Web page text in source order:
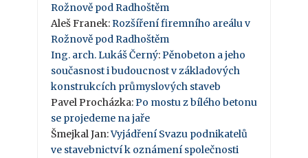
Rožnově pod Radhoštěm
Aleš Franek: Rozšíření firemního areálu v
Rožnově pod Radhoštěm
Ing. arch. Lukáš Černý: Pěnobeton a jeho
současnost i budoucnost v základových
konstrukcích průmyslových staveb
Pavel Procházka: Po mostu z bílého betonu
se projedeme na jaře
Šmejkal Jan:Vyjádření Svazu podnikatelů
ve stavebnictví k oznámení společnosti